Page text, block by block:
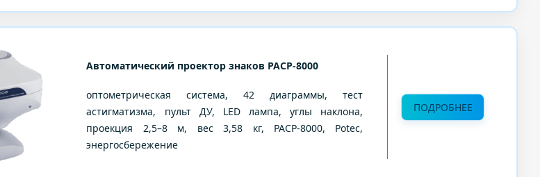
Автоматический проектор знаков PACP-8000
оптометрическая система, 42 диаграммы, тест
астигматизма, пульт ДУ, LED лампа, углы наклона,
проекция 2,5–8 м, вес 3,58 кг, PACP-8000, Potec,
энергосбережение
ПОДРОБНЕЕ